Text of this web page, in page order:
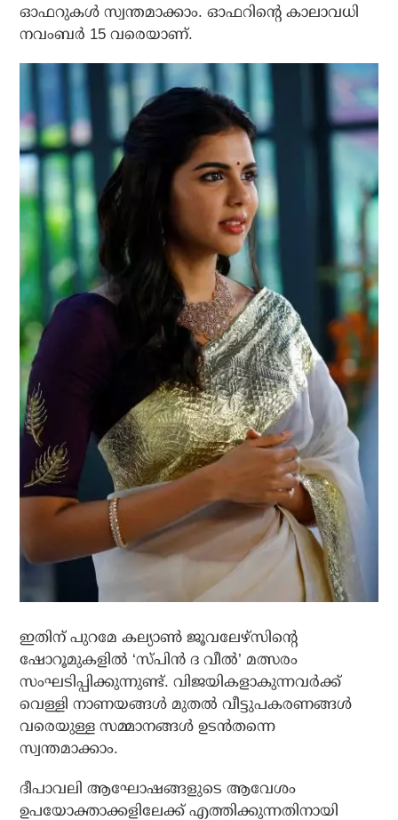
ഓഫറുകള്‍ സ്വന്തമാക്കാം. ഓഫറിന്റെ കാലാവധി
നവംബര്‍ 15 വരെയാണ്.
ഇതിന് പുറമേ കല്യാണ്‍ ജൂവലേഴ്‌സിന്റെ
ഷോറൂമുകളില്‍ ‘സ്പിന്‍ ദ വീല്‍’ മത്സരം
സംഘടിപ്പിക്കുന്നുണ്ട്. വിജയികളാകുന്നവര്‍ക്ക്
വെള്ളി നാണയങ്ങള്‍ മുതല്‍ വീട്ടുപകരണങ്ങള്‍
വരെയുള്ള സമ്മാനങ്ങള്‍ ഉടന്‍തന്നെ
സ്വന്തമാക്കാം.
ദീപാവലി ആഘോഷങ്ങളുടെ ആവേശം
ഉപയോക്താക്കളിലേക്ക് എത്തിക്കുന്നതിനായി